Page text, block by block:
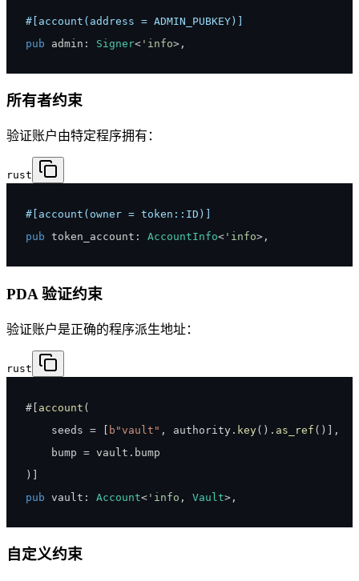
#[account(address = ADMIN_PUBKEY)]
pub admin : Signer< 'info> ,
所有者约束
验证账户由特定程序拥有：
rust
#[account(owner = token::ID)]
pub token_account : AccountInfo< 'info> ,
PDA 验证约束
验证账户是正确的程序派生地址：
rust
# [ account (
    seeds
= [ b"vault" , authority . key( ) . as_ref ( ) ] ,
    bump
= vault .
) ]
pub vault : Account< 'info , Vault> ,
自定义约束